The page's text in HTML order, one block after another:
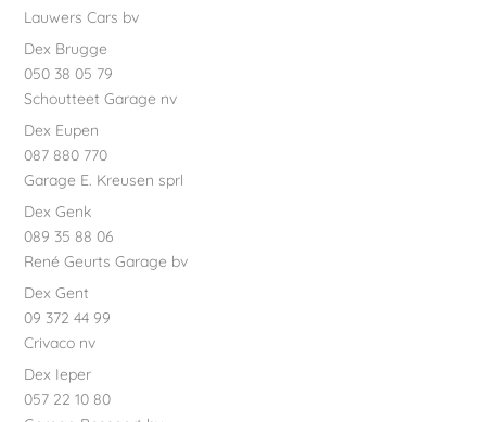
Lauwers Cars bv
Dex Brugge
050 38 05 79
Schoutteet Garage nv
Dex Eupen
087 880 770
Garage E. Kreusen sprl
Dex Genk
089 35 88 06
René Geurts Garage bv
Dex Gent
09 372 44 99
Crivaco nv
Dex Ieper
057 22 10 80